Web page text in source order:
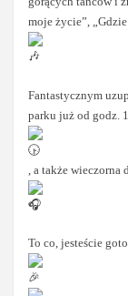
moje życie”,
Fantastycznym
parku już od godz.
, a także
To co, jesteście